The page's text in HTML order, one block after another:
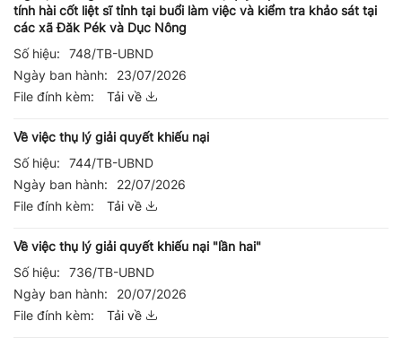
tính hài cốt liệt sĩ tỉnh tại buổi làm việc và kiểm tra khảo sát tại
các xã Đăk Pék và Dục Nông
Số hiệu:
748/TB-UBND
Ngày ban hành:
23/07/2026
File đính kèm:
Tải về
Về việc thụ lý giải quyết khiếu nại
Số hiệu:
744/TB-UBND
Ngày ban hành:
22/07/2026
File đính kèm:
Tải về
Về việc thụ lý giải quyết khiếu nại "lần hai"
Số hiệu:
736/TB-UBND
Ngày ban hành:
20/07/2026
File đính kèm:
Tải về